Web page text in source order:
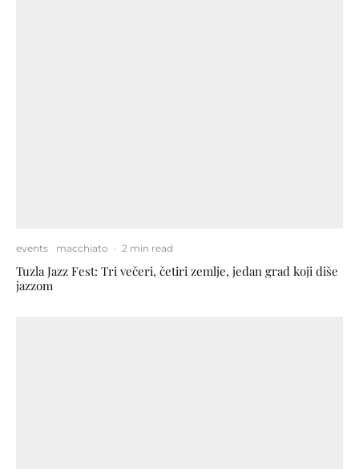
events macchiato · 2 min read
Tuzla Jazz Fest: Tri večeri, četiri zemlje, jedan grad koji diše
jazzom